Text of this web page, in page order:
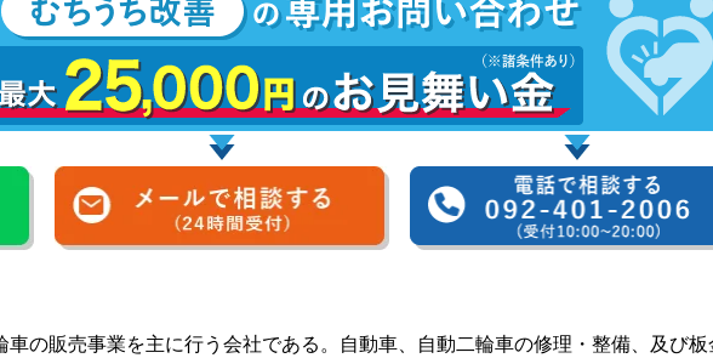
の販売事業を主に行う会社である。自動車、自動二輪車の修理・整備、及び板